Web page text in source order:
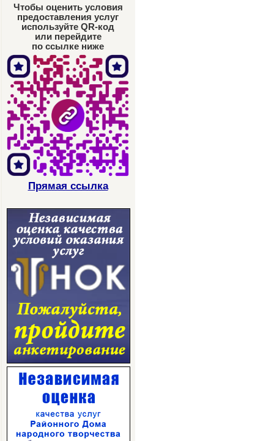
Чтобы оценить условия
предоставления услуг
используйте QR-код
или перейдите
по ссылке ниже
Прямая ссылка